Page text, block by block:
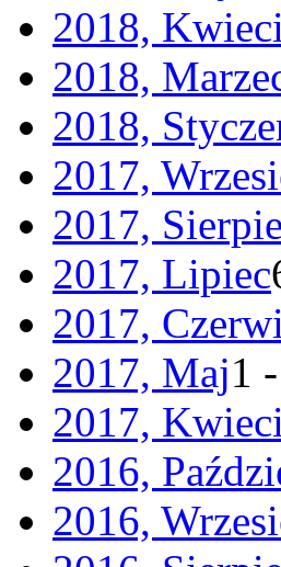
2018,
2018,
2018,
2017,
2017,
2017, Lipiec
2017,
2017, Maj1
2017,
2016,
2016,